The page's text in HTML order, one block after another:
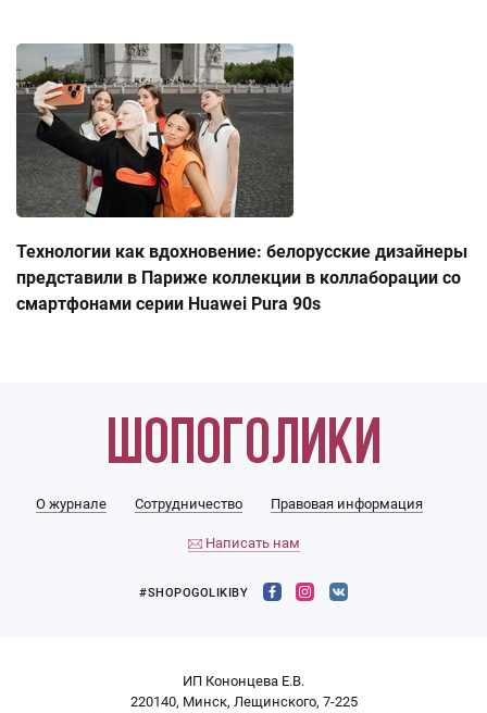
Технологии как вдохновение: белорусские дизайнеры
представили в Париже коллекции в коллаборации со
смартфонами серии Huawei Pura 90s
О журнале Сотрудничество Правовая информация
Написать нам
#SHOPOGOLIKIBY
ИП Кононцева Е.В.
220140, Минск, Лещинского, 7-225